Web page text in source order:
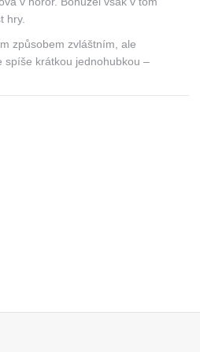
hry.
způsobem zvláštním, ale
spíše krátkou jednohubkou –